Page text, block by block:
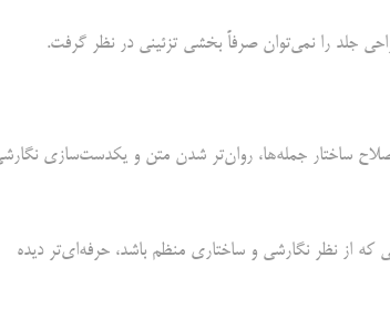
جلد را نمی‌توان صرفاً بخشی تزئینی در نظر گرفت.
ساختار جمله‌ها، روان‌تر شدن متن و یکدست‌سازی
از نظر نگارشی و ساختاری منظم باشد، حرفه‌ای‌تر دیده